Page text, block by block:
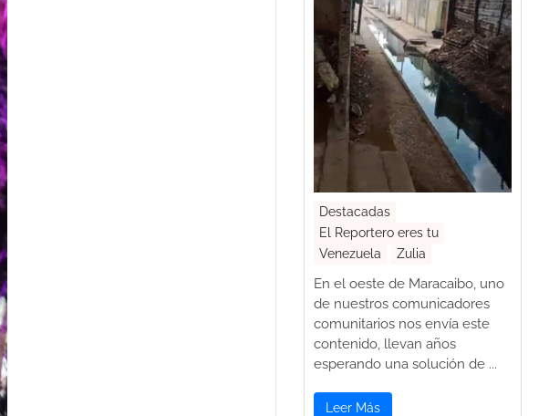
Destacadas
El Reportero eres tu
Venezuela
Zulia
En el oeste de Maracaibo, uno
de nuestros comunicadores
comunitarios nos envía este
contenido, llevan años
esperando una solución de ...
Leer Más